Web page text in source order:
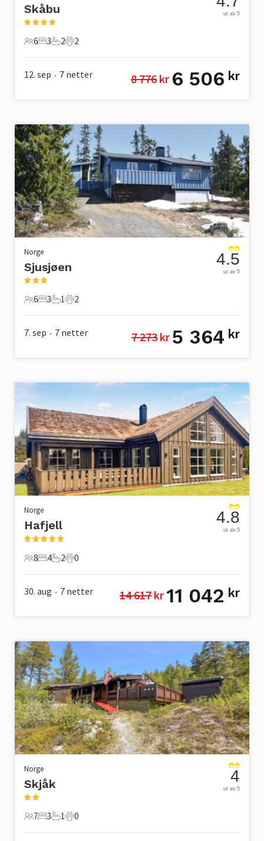
Skåbu
6 Gjester
6
3 Soverom
3
2 Bad
2
2 Kjæledyr
2
ut av 5
12. sep • 7 netter 8 776 kr 6 506 kr
Norge
Sjusjøen
6 Gjester
6
3 Soverom
3
1 Bad
1
2 Kjæledyr
2
4.5
ut av 5
7. sep • 7 netter 7 273 kr 5 364 kr
Norge
Hafjell
8 Gjester
8
4 Soverom
4
2 Bad
2
0 Kjæledyr
0
4.8
ut av 5
30. aug • 7 netter 14 617 kr 11 042 kr
Norge
Skjåk
7 Gjester
7
3 Soverom
3
1 Bad
1
0 Kjæledyr
0
4
ut av 5